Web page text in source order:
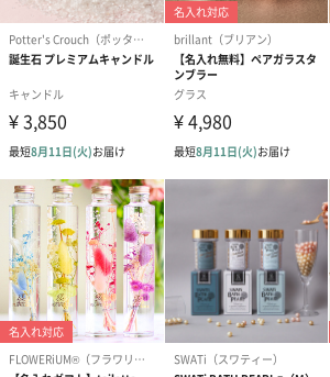
ラッピング
ギフトラッピングを施してお届けいたします
コットン巾着 【誕生
日】（グレー）M（550
円）
コットン巾着 【
日】（スモーキー
ク）M（550円）